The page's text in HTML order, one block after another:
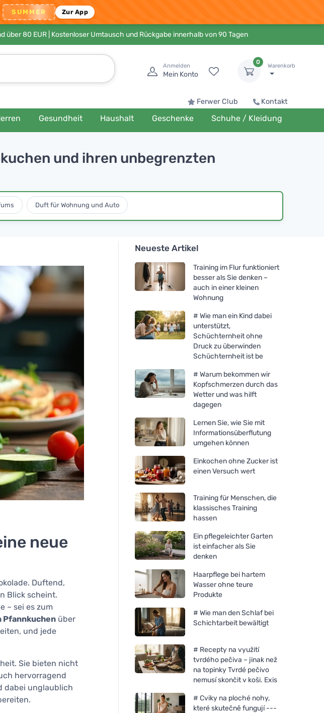
SUMMER Zur App
über 80 EUR | Kostenloser Umtausch und Rückgabe innerhalb von 90 Tagen
Anmelden
Mein Konto
0
Warenkorb
Ferwer Club Kontakt
Gesundheit Haushalt Geschenke Schuhe / Kleidung
und ihren unbegrenzten
Duft für Wohnung und Auto
neue
Duftend,
Blick scheint.
– sei es zum
über
und jede
Sie bieten nicht
hervorragend
dabei unglaublich
Neueste Artikel
Training im Flur funktioniert
besser als Sie denken –
auch in einer kleinen
Wohnung
# Wie man ein Kind dabei
unterstützt,
Schüchternheit ohne
Druck zu überwinden
Schüchternheit ist be
# Warum bekommen wir
Kopfschmerzen durch das
Wetter und was hilft
dagegen
Lernen Sie, wie Sie mit
Informationsüberflutung
umgehen können
Einkochen ohne Zucker ist
einen Versuch wert
Training für Menschen, die
klassisches Training
hassen
Ein pflegeleichter Garten
ist einfacher als Sie
denken
Haarpflege bei hartem
Wasser ohne teure
Produkte
# Wie man den Schlaf bei
Schichtarbeit bewältigt
# Recepty na využití
tvrdého pečiva – jinak než
na topinky Tvrdé pečivo
nemusí skončit v koši. Exis
# Cviky na ploché nohy,
které skutečně fungují ---